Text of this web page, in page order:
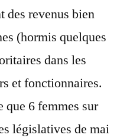
des revenus bien
(hormis quelques
dans les
et fonctionnaires.
que 6 femmes sur
législatives de mai